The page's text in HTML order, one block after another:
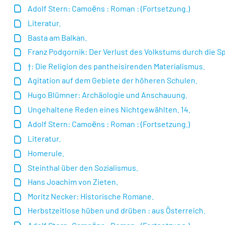
Adolf Stern: Camoёns : Roman : (Fortsetzung.)
Literatur.
Basta am Balkan.
Franz Podgornik: Der Verlust des Volkstums durch die
†: Die Religion des pantheisirenden Materialismus.
Agitation auf dem Gebiete der höheren Schulen.
Hugo Blümner: Archäologie und Anschauung.
Ungehaltene Reden eines Nichtgewählten. 14.
Adolf Stern: Camoёns : Roman : (Fortsetzung.)
Literatur.
Homerule.
Steinthal über den Sozialismus.
Hans Joachim von Zieten.
Moritz Necker: Historische Romane.
Herbstzeitlose hüben und drüben : aus Österreich.